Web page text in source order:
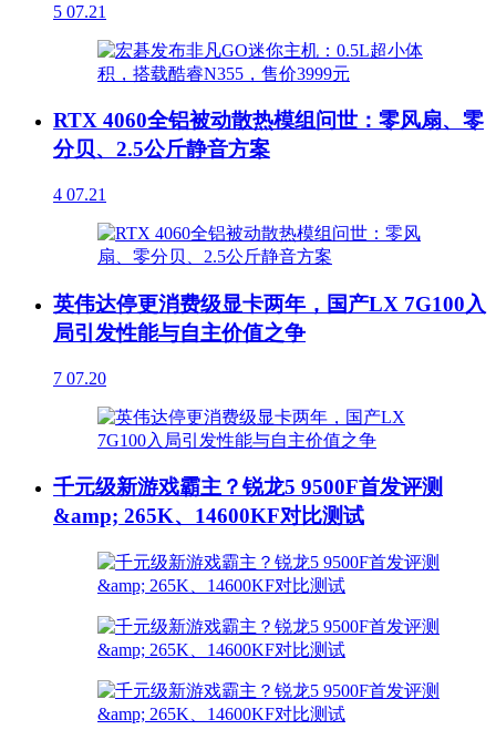
5 07.21
RTX 4060全铝被动散热模组问世：零风扇、零
分贝、2.5公斤静音方案
4 07.21
英伟达停更消费级显卡两年，国产LX 7G100入
局引发性能与自主价值之争
7 07.20
千元级新游戏霸主？锐龙5 9500F首发评测
&amp; 265K、14600KF对比测试